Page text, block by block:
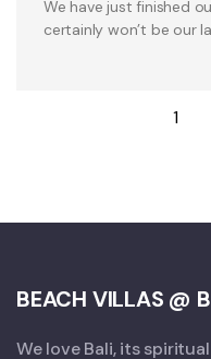
We have just finished
certainly won’t be our
1
BEACH VILLAS @
We love Bali, its